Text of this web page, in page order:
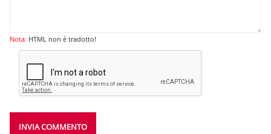
Nota: HTML non è tradotto!
INVIA COMMENTO